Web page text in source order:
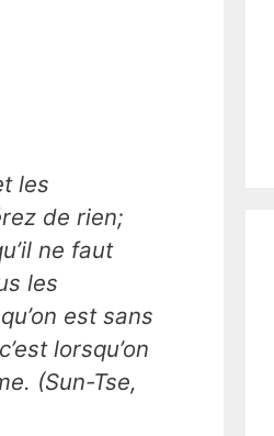
les
de rien;
ne faut
les
est sans
lorsqu’on
(Sun-Tse,